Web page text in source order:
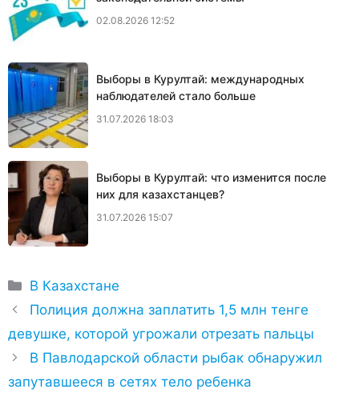
02.08.2026 12:52
Выборы в Курултай: международных
наблюдателей стало больше
31.07.2026 18:03
Выборы в Курултай: что изменится после
них для казахстанцев?
31.07.2026 15:07
Рубрики
В Казахстане
Полиция должна заплатить 1,5 млн тенге
девушке, которой угрожали отрезать пальцы
В Павлодарской области рыбак обнаружил
запутавшееся в сетях тело ребенка